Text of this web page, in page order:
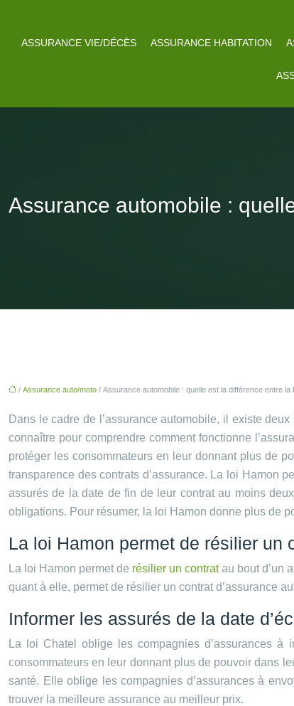
ASSURANCE HABITATION
ASSURANCE VIE/DÉCÈS
Assurance automobile :
/ Assurance auto/moto / Assurance automobile : quelle est la différence entre la
Dans le cadre de l’assurance automobile, il existe
connaître pour comprendre comment fonctionne
protéger les consommateurs en leur donnant plus de
transparence des contrats d’assurance. La loi Hamon
assurés de la date de fin de leur contrat au moins
obligations. Pour résumer, la loi Hamon donne plus de
La loi Hamon permet de résilier un
La loi Hamon permet de résilier un contratau bout d’un
quant à elle, permet de résilier un contrat d’assurance
Informer les assurés de la date
La loi Chatel oblige les compagnies d’assurances
consommateurs en leur donnant plus de pouvoir dans
santé. Elle oblige les compagnies d’assurances à
trouver la meilleure assurance au meilleur prix.